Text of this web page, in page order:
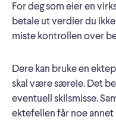
For deg som eier en
betale ut verdier du
miste kontrollen over
Dere kan bruke en
skal være særeie. Det
eventuell skilsmisse.
ektefellen får noe